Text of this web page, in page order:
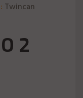
Twincan
2